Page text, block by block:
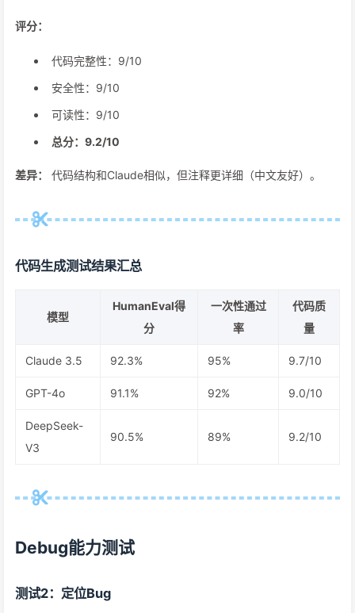
评分：
代码完整性：9/10
安全性：9/10
可读性：9/10
总分：9.2/10
差异： 代码结构和Claude相似，但注释更详细（中文友好）。
代码生成测试结果汇总
模型
HumanEval得
分
一次性通过
率
代码质
量
Claude 3.5 92.3% 95% 9.7/10
GPT-4o 91.1% 92% 9.0/10
DeepSeek-
V3
90.5% 89% 9.2/10
Debug能力测试
测试2：定位Bug